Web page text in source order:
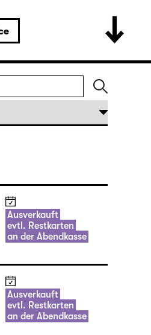
Ausverkauft
evtl. Restkarten
an der Abendkasse
Ausverkauft
evtl. Restkarten
an der Abendkasse